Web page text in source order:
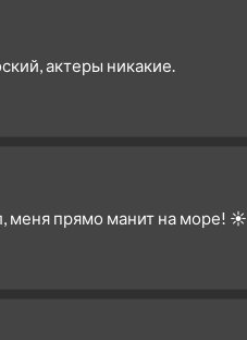
актеры никакие.
меня прямо манит на море! ☀️